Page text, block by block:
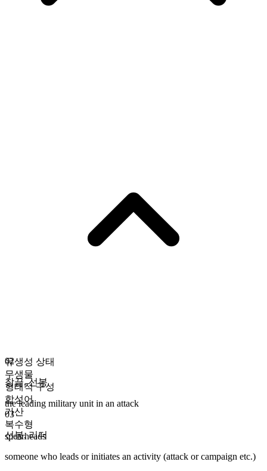
유생성 상태
무생물
형태적 구성
합성어
가산
복수형
spearheads
02
창끝,선봉
the leading military unit in an attack
03
선봉,리더
someone who leads or initiates an activity (attack or campaign etc.)